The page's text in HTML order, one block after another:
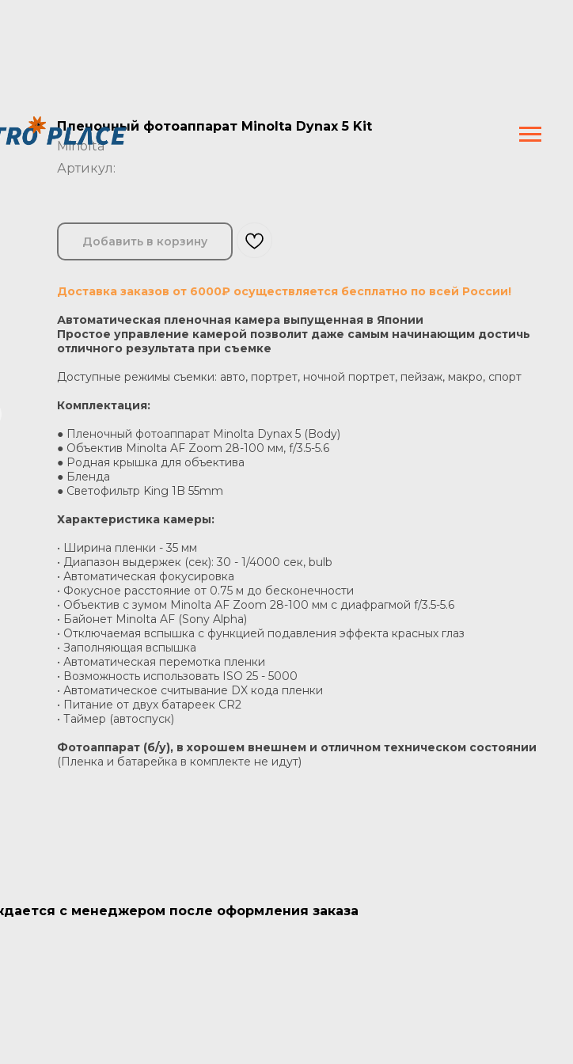
Пленочный фотоаппарат Minolta Dynax 5 Kit
Minolta
Артикул:
Добавить в корзину
Доставка заказов от 6000₽ осуществляется бесплатно по всей России!
Автоматическая пленочная камера выпущенная в Японии
Простое управление камерой позволит даже самым начинающим достичь
отличного результата при съемке
Доступные режимы съемки: авто, портрет, ночной портрет, пейзаж, макро, спорт
Комплектация:
● Пленочный фотоаппарат Minolta Dynax 5 (Body)
● Объектив Minolta AF Zoom 28-100 мм, f/3.5-5.6
● Родная крышка для объектива
● Бленда
● Светофильтр King 1B 55mm
Характеристика камеры:
• Ширина пленки - 35 мм
• Диапазон выдержек (сек): 30 - 1/4000 сек, bulb
• Автоматическая фокусировка
• Фокусное расстояние от 0.75 м до бесконечности
• Объектив с зумом Minolta AF Zoom 28-100 мм с диафрагмой f/3.5-5.6
• Байонет Minolta AF (Sony Alpha)
• Отключаемая вспышка с функцией подавления эффекта красных глаз
• Заполняющая вспышка
• Автоматическая перемотка пленки
• Возможность использовать ISO 25 - 5000
• Автоматическое считывание DX кода пленки
• Питание от двух батареек CR2
• Таймер (автоспуск)
Фотоаппарат (б/у), в хорошем внешнем и отличном техническом состоянии
(Пленка и батарейка в комплекте не идут)
с менеджером после оформления заказа